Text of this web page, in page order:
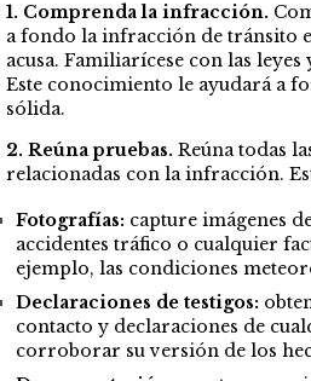
1. Comprenda la infracción.
a fondo la infracción de tránsito
acusa. Familiarícese con las
Este conocimiento le ayudará a
sólida.
2. Reúna pruebas. Reúna todas
relacionadas con la infracción.
Fotografías: capture imágenes
accidentes tráfico o cualquier
ejemplo, las condiciones
Declaraciones de testigos:
contacto y declaraciones de
corroborar su versión de los